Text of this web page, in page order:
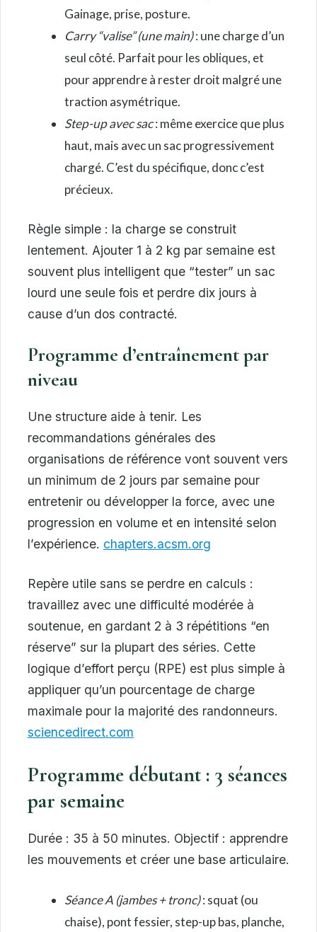
Gainage, prise, posture.
Carry “valise” (une main): une charge d’un
seul côté. Parfait pour les obliques, et
pour apprendre à rester droit malgré une
traction asymétrique.
Step-up avec sac: même exercice que plus
haut, mais avec un sac progressivement
chargé. C’est du spécifique, donc c’est
précieux.
Règle simple : la charge se construit
lentement. Ajouter 1 à 2 kg par semaine est
souvent plus intelligent que “tester” un sac
lourd une seule fois et perdre dix jours à
cause d’un dos contracté.
Programme d’entraînement par
niveau
Une structure aide à tenir. Les
recommandations générales des
organisations de référence vont souvent vers
un minimum de 2 jours par semaine pour
entretenir ou développer la force, avec une
progression en volume et en intensité selon
l’expérience. chapters.acsm.org
Repère utile sans se perdre en calculs :
travaillez avec une difficulté modérée à
soutenue, en gardant 2 à 3 répétitions “en
réserve” sur la plupart des séries. Cette
logique d’effort perçu (RPE) est plus simple à
appliquer qu’un pourcentage de charge
maximale pour la majorité des randonneurs.
sciencedirect.com
Programme débutant : 3 séances
par semaine
Durée : 35 à 50 minutes. Objectif : apprendre
les mouvements et créer une base articulaire.
Séance A (jambes + tronc): squat (ou
chaise), pont fessier, step-up bas, planche,